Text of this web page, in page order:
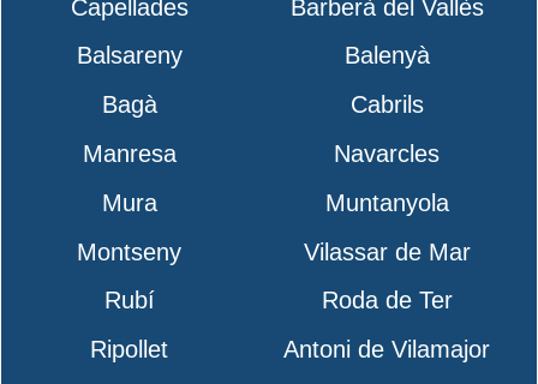
Capellades
Barberà del Vallès
Balsareny
Balenyà
Bagà
Cabrils
Manresa
Navarcles
Mura
Muntanyola
Montseny
Vilassar de Mar
Rubí
Roda de Ter
Ripollet
Antoni de Vilamajor